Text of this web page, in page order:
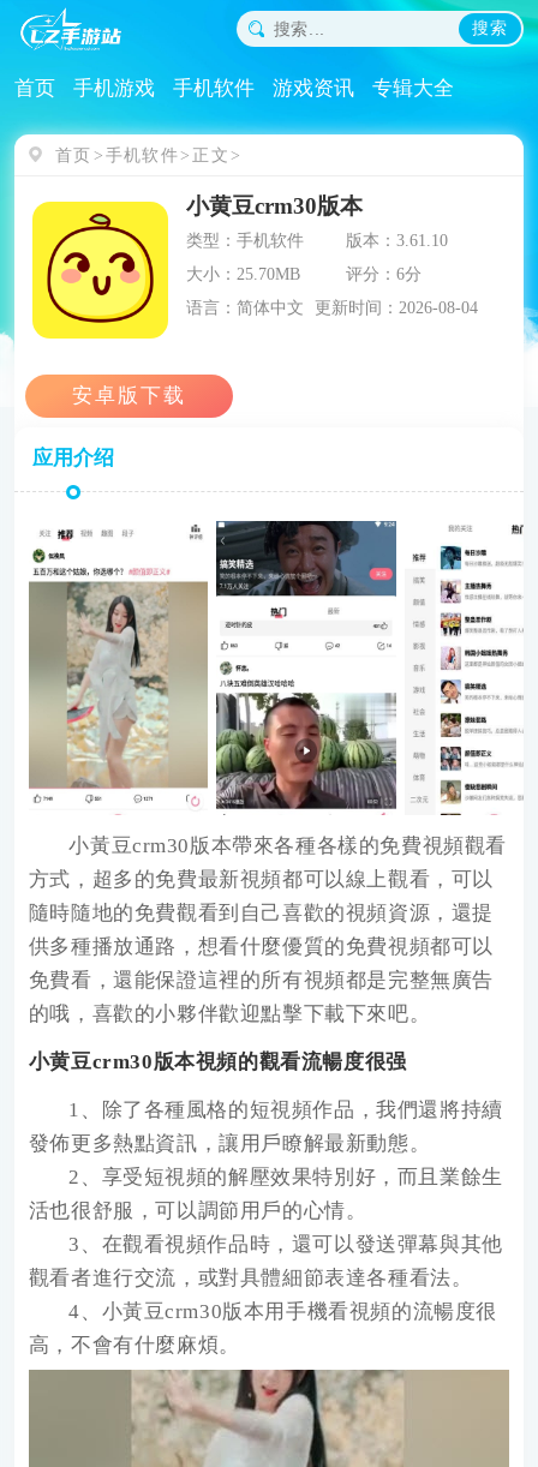
搜索
首页 手机游戏 手机软件 游戏资讯 专辑大全
首页 手机软件 正文
小黄豆crm30版本
类型：手机软件
版本：3.61.10
大小：25.70MB
评分：6分
语言：简体中文
更新时间：2026-08-04
应用介绍
小黃豆crm30版本帶來各種各樣的免費視頻觀看
方式，超多的免費最新視頻都可以線上觀看，可以
隨時隨地的免費觀看到自己喜歡的視頻資源，還提
供多種播放通路，想看什麼優質的免費視頻都可以
免費看，還能保證這裡的所有視頻都是完整無廣告
的哦，喜歡的小夥伴歡迎點擊下載下來吧。
小黄豆crm30版本視頻的觀看流暢度很强
1、除了各種風格的短視頻作品，我們還將持續
發佈更多熱點資訊，讓用戶瞭解最新動態。
2、享受短視頻的解壓效果特別好，而且業餘生
活也很舒服，可以調節用戶的心情。
3、在觀看視頻作品時，還可以發送彈幕與其他
觀看者進行交流，或對具體細節表達各種看法。
4、小黃豆crm30版本用手機看視頻的流暢度很
高，不會有什麼麻煩。